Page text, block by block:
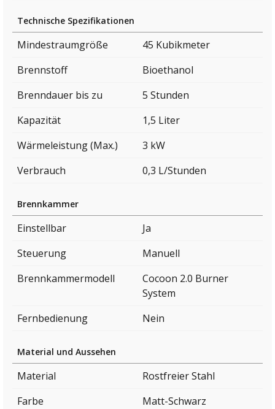
Technische Spezifikationen
Mindestraumgröße
45 Kubikmeter
Brennstoff
Bioethanol
Brenndauer bis zu
5 Stunden
Kapazität
1,5 Liter
Wärmeleistung (Max.)
3 kW
Verbrauch
0,3 L/Stunden
Brennkammer
Einstellbar
Ja
Steuerung
Manuell
Brennkammermodell
Cocoon 2.0 Burner
System
Fernbedienung
Nein
Material und Aussehen
Material
Rostfreier Stahl
Farbe
Matt-Schwarz